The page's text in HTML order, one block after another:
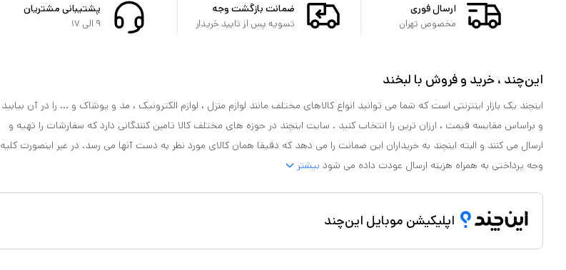
ارسال فوری
مخصوص تهران
ضمانت بازگشت وجه
تسویه پس از تایید خریدار
پشتیبانی مشتریان
۹ الی ۱۷
این‌چند ، خرید و فروش با لبخند
اینچند یک بازار اینترنتی است که شما می توانید انواع کالاهای مختلف مانند لوازم منزل ، لوازم الکترونیک ، مد و پوشاک و ... را در آن بیابید
و براساس مقایسه قیمت ، ارزان ترین را انتخاب کنید . سایت اینچند در حوزه های مختلف کالا تامین کنندگانی دارد که سفارشات را تهیه و
ارسال می کنند و البته اینچند به خریداران این ضمانت را می دهد که دقیقا همان کالای مورد نظر به دست آنها می رسد. در غیر اینصورت کلیه
وجه پرداختی به همراه هزینه ارسال عودت داده می شود بیشتر
اپلیکیشن موبایل این‌چند